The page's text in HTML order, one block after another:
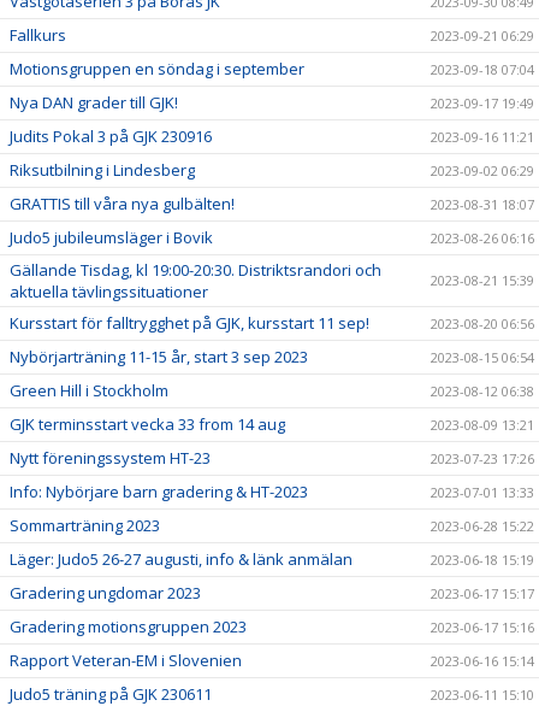
Fallkurs 2023-09-21 06:29
Motionsgruppen en söndag i september 2023-09-18 07:04
Nya DAN grader till GJK! 2023-09-17 19:49
Judits Pokal 3 på GJK 230916 2023-09-16 11:21
Riksutbilning i Lindesberg 2023-09-02 06:29
GRATTIS till våra nya gulbälten! 2023-08-31 18:07
Judo5 jubileumsläger i Bovik 2023-08-26 06:16
Gällande Tisdag, kl 19:00-20:30. Distriktsrandori och
aktuella tävlingssituationer
2023-08-21 15:39
Kursstart för falltrygghet på GJK, kursstart 11 sep! 2023-08-20 06:56
Nybörjarträning 11-15 år, start 3 sep 2023 2023-08-15 06:54
Green Hill i Stockholm 2023-08-12 06:38
GJK terminsstart vecka 33 from 14 aug 2023-08-09 13:21
Nytt föreningssystem HT-23 2023-07-23 17:26
Info: Nybörjare barn gradering & HT-2023 2023-07-01 13:33
Sommarträning 2023 2023-06-28 15:22
Läger: Judo5 26-27 augusti, info & länk anmälan 2023-06-18 15:19
Gradering ungdomar 2023 2023-06-17 15:17
Gradering motionsgruppen 2023 2023-06-17 15:16
Rapport Veteran-EM i Slovenien 2023-06-16 15:14
Judo5 träning på GJK 230611 2023-06-11 15:10